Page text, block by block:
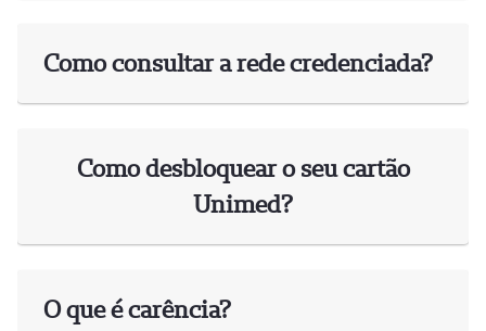
Como consultar a rede credenciada?
Como desbloquear o seu cartão
Unimed?
O que é carência?